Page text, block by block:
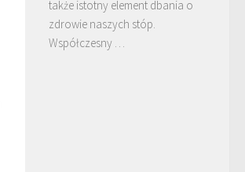
także istotny element dbania o
zdrowie naszych stóp.
Współczesny …